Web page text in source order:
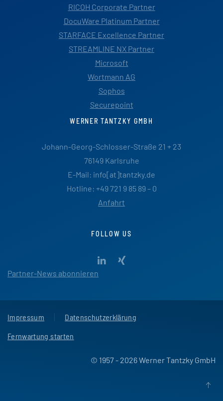
RICOH Corporate Partner
DocuWare Platinum Partner
STARFACE Excellence Partner
STREAMLINE NX Partner
Microsoft
Wortmann AG
Sophos
Securepoint
WERNER TANTZKY GMBH
Johann-Georg-Schlosser-Straße 21 + 23
76149 Karlsruhe
E-Mail: info[at]tantzky.de
Hotline: +49 721 9 85 89 – 0
Anfahrt
FOLLOW US
Partner-News abonnieren
Impressum
Datenschutzerklärung
Fernwartung starten
© 1957 - 2026 Werner Tantzky GmbH